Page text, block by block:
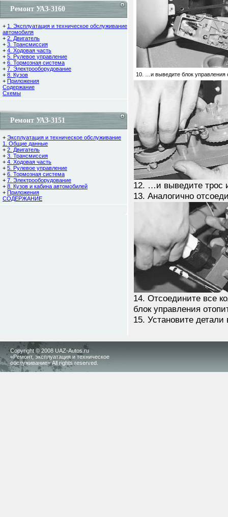
Ремонт УАЗ-3160
+ 1. Эксплуатация и техническое обслуживание
автомобиля
+ 2. Двигатель
+ 3. Трансмиссия
+ 4. Ходовая часть
+ 5. Рулевое управление
+ 6. Тормозная система
+ 7. Электрооборудование
+ 8. Кузов
+ Приложения
Содержание
Cхемы
Ремонт УАЗ-3151
+ Эксплуатация и техническое обслуживание
1. Общие данные
+ 2. Двигатель
+ 3. Трансмиссия
+ 4. Ходовая часть
+ 5. Рулевое управление
+ 6. Тормозная система
+ 7. Электрооборудование
+ 8. Кузов и кабина автомобилей
+ Приложения
СОДЕРЖАНИЕ
10. …и выведите блок управления
12. …и выведите трос
13. Аналогично
14. Отсоедините все
блок управления
15. Установите
Copyright © 2008 UAZ-Autos.ru
«Ремонт, эксплуатация и техническое
обслуживание» All rights reserved.